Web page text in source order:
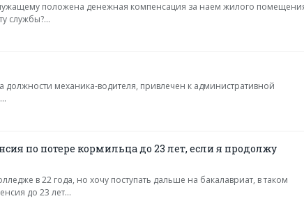
положена денежная компенсация за наем жилого
службы?...
механика-водителя, привлечен к административной
по потере кормильца до 23 лет, если я продолжу
в 22 года, но хочу поступать дальше на бакалавриат, в таком
до 23 лет...